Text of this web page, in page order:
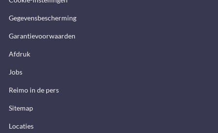
Gegevensbescherming
Garantievoorwaarden
Afdruk
Jobs
Reimo in de pers
Sitemap
Locaties